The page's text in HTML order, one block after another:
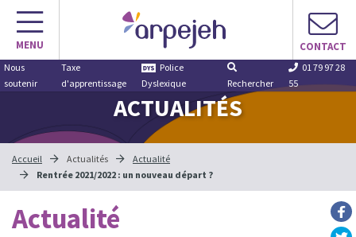
Aller
contenu
MENU CONTACT
Nous
soutenir
Taxe
d'apprentissage
Police
Dyslexique
Rechercher
01 79 97 28
55
ACTUALITÉS
Accueil Actualités
Actualité
Rentrée 2021/2022 : un nouveau départ ?
Actualité